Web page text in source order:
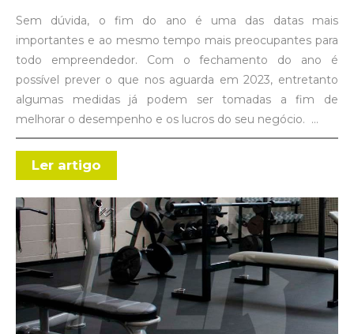
Sem dúvida, o fim do ano é uma das datas mais
importantes e ao mesmo tempo mais preocupantes para
todo empreendedor. Com o fechamento do ano é
possível prever o que nos aguarda em 2023, entretanto
algumas medidas já podem ser tomadas a fim de
melhorar o desempenho e os lucros do seu negócio. …
Ler artigo